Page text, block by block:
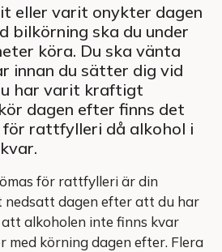
eller varit onykter dagen
bilkörning ska du under
köra. Du ska vänta
innan du sätter dig vid
har varit kraftigt
dagen efter finns det
rattfylleri då alkohol i
för rattfylleri är din
dagen efter att du har
alkoholen inte finns kvar
med körning dagen efter. Flera